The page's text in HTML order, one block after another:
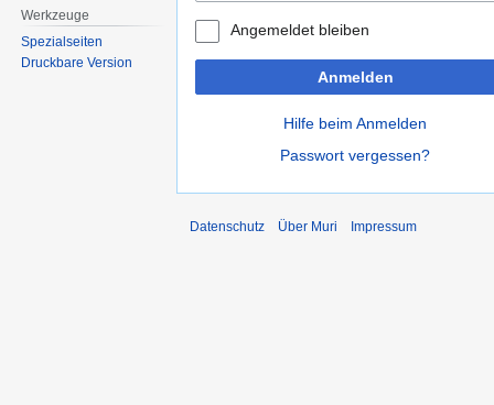
Angemeldet bleiben
Anmelden
Hilfe beim Anmelden
Passwort vergessen?
Werkzeuge
Spezialseiten
Druckbare Version
Datenschutz Über Muri Impressum